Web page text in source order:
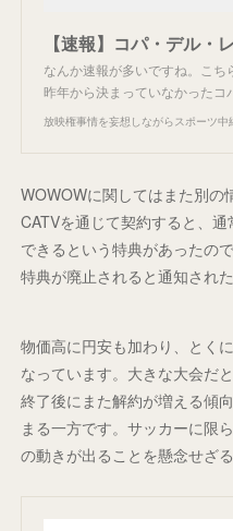
なんか速報が多いですね。こち
昨年から決まっていなかったコ
放映権事情を妄想しながらスポーツ中
WOWOWに関してはまた別
CATVを通じて契約すると、
できるという特典があったの
特典が廃止されると通知された
物価高に円安も加わり、とく
なっています。大きな大会だ
終了後にまた解約が増える傾
まる一方です。サッカーに限
の動きが出ることを懸念せざる